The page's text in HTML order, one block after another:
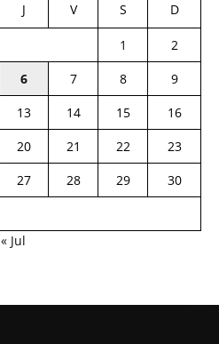
J V S D
1
2
6 7 8
9
13 14 15
16
20 21 22
23
27 28 29
30
« Jul